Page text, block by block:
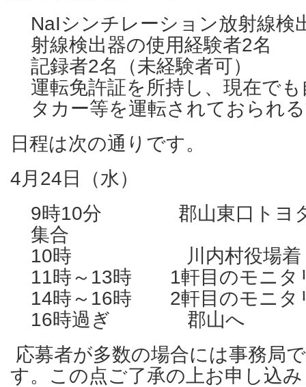
NaIシンチレーション放射線検
射線検出器の使用経験者2名
記録者2名（未経験者可）
運転免許証を所持し、現在で
タカー等を運転されておられ
日程は次の通りです。
4月24日（水）
9時10分 郡山東口トヨタ
集合
10時 川内村役場着
11時～13時 1軒目のモニタ
14時～16時 2軒目のモニタ
16時過ぎ 郡山へ
応募者が多数の場合には事務局
す。この点ご了承の上お申し込